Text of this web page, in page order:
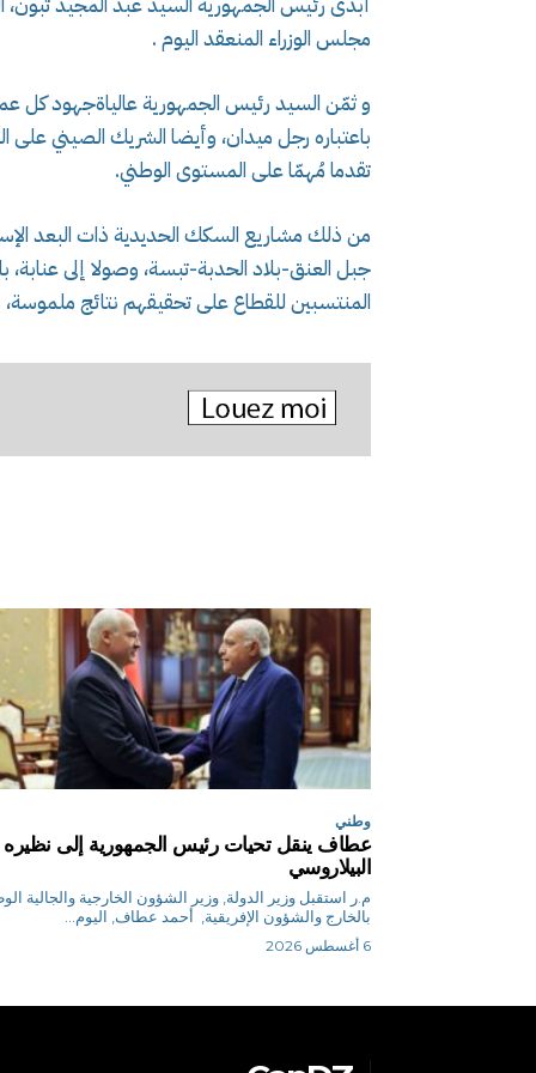
مجلس الوزراء المنعقد اليوم .
و ثمّن السيد رئيس الجمهورية عالياةجهود كل
باعتباره رجل ميدان، وأيضا الشريك الصيني على
تقدما مُهمّا على المستوى الوطني.
من ذلك مشاريع السكك الحديدية ذات البعد
جبل العنق-بلاد الحدبة-تبسة، وصولا إلى
المنتسبين للقطاع على تحقيقهم نتائج
وطني
عطاف ينقل تحيات رئيس الجمهورية إلى نظيره
البيلاروسي
م.ر استقبل وزير الدولة, وزير الشؤون الخارجية والجالية
بالخارج والشؤون الإفريقية, أحمد عطاف, اليوم...
6 أغسطس 2026